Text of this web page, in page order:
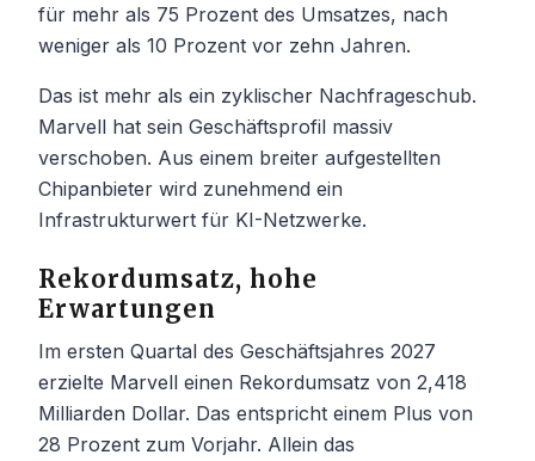
für mehr als 75 Prozent des Umsatzes, nach
weniger als 10 Prozent vor zehn Jahren.
Das ist mehr als ein zyklischer Nachfrageschub.
Marvell hat sein Geschäftsprofil massiv
verschoben. Aus einem breiter aufgestellten
Chipanbieter wird zunehmend ein
Infrastrukturwert für KI-Netzwerke.
Rekordumsatz, hohe
Erwartungen
Im ersten Quartal des Geschäftsjahres 2027
erzielte Marvell einen Rekordumsatz von 2,418
Milliarden Dollar. Das entspricht einem Plus von
28 Prozent zum Vorjahr. Allein das